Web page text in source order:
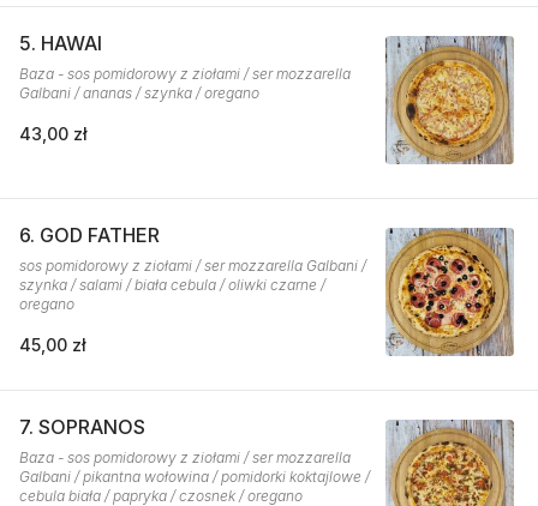
5. HAWAI
Baza - sos pomidorowy z ziołami / ser mozzarella
Galbani / ananas / szynka / oregano
43,00 zł
6. GOD FATHER
sos pomidorowy z ziołami / ser mozzarella Galbani /
szynka / salami / biała cebula / oliwki czarne /
oregano
45,00 zł
7. SOPRANOS
Baza - sos pomidorowy z ziołami / ser mozzarella
Galbani / pikantna wołowina / pomidorki koktajlowe /
cebula biała / papryka / czosnek / oregano